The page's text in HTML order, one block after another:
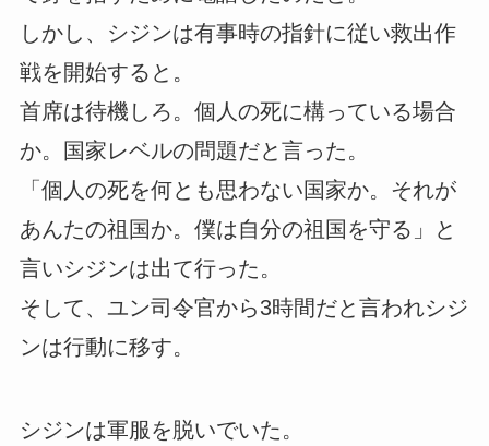
しかし、シジンは有事時の指針に従い救出作
戦を開始すると。
首席は待機しろ。個人の死に構っている場合
か。国家レベルの問題だと言った。
「個人の死を何とも思わない国家か。それが
あんたの祖国か。僕は自分の祖国を守る」と
言いシジンは出て行った。
そして、ユン司令官から3時間だと言われシジ
ンは行動に移す。
シジンは軍服を脱いでいた。